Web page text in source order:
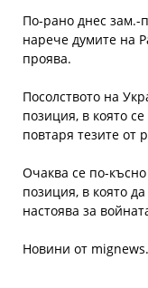
По-рано днес зам.-
нарече думите на
проява.
Посолството на
позиция, в която
повтаря тезите от
Очаква се по-
позиция, в която
настоява за
Новини от